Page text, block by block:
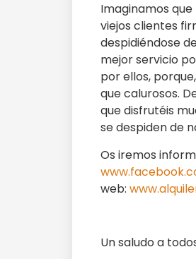
Imaginamos
viejos clientes
despidiéndose
mejor servicio
por ellos,
que calurosos.
que disfrutéis
se despiden de
Os iremos
web:
Un saludo a